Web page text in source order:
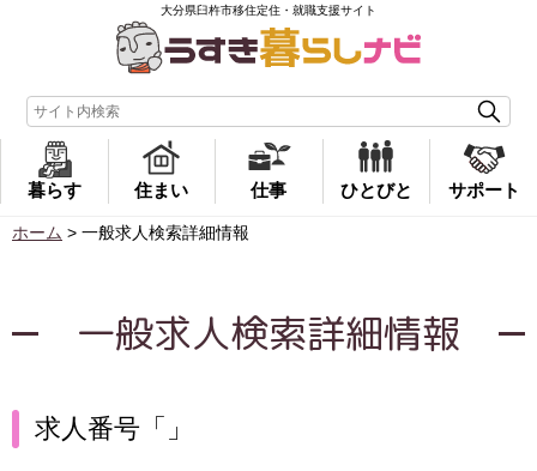
大分県臼杵市移住定住・就職支援サイト
暮らす 住まい 仕事 ひとびと サポート
ホーム > 一般求人検索詳細情報
一般求人検索詳細情報
求人番号「」